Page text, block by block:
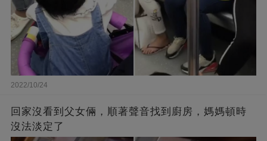
2022/10/24
回家沒看到父女倆，順著聲音找到廚房，媽媽頓時
沒法淡定了